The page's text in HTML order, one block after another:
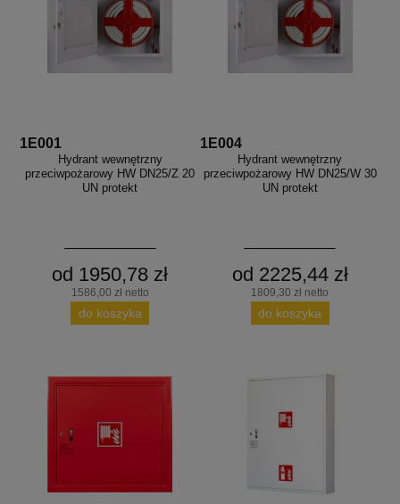
1E001
Hydrant wewnętrzny
przeciwpożarowy HW DN25/Z 20
UN protekt
od 1950,78 zł
1586,00 zł netto
do koszyka
1E004
Hydrant wewnętrzny
przeciwpożarowy HW DN25/W 30
UN protekt
od 2225,44 zł
1809,30 zł netto
do koszyka